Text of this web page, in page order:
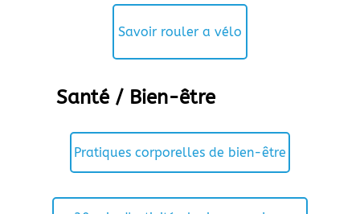
Savoir rouler a vélo
Santé / Bien-être
Pratiques corporelles de bien-être